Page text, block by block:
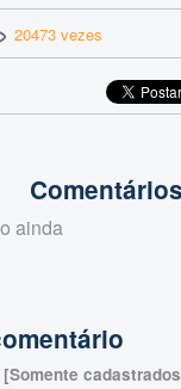
20473 vezes
Comentários
ainda
[Somente